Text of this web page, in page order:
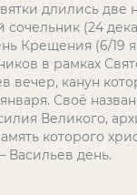
длились две
сочельник (24
Крещения (6/19
в рамках
вечер, канун
января. Своё
Великого,
которого
Васильев день.